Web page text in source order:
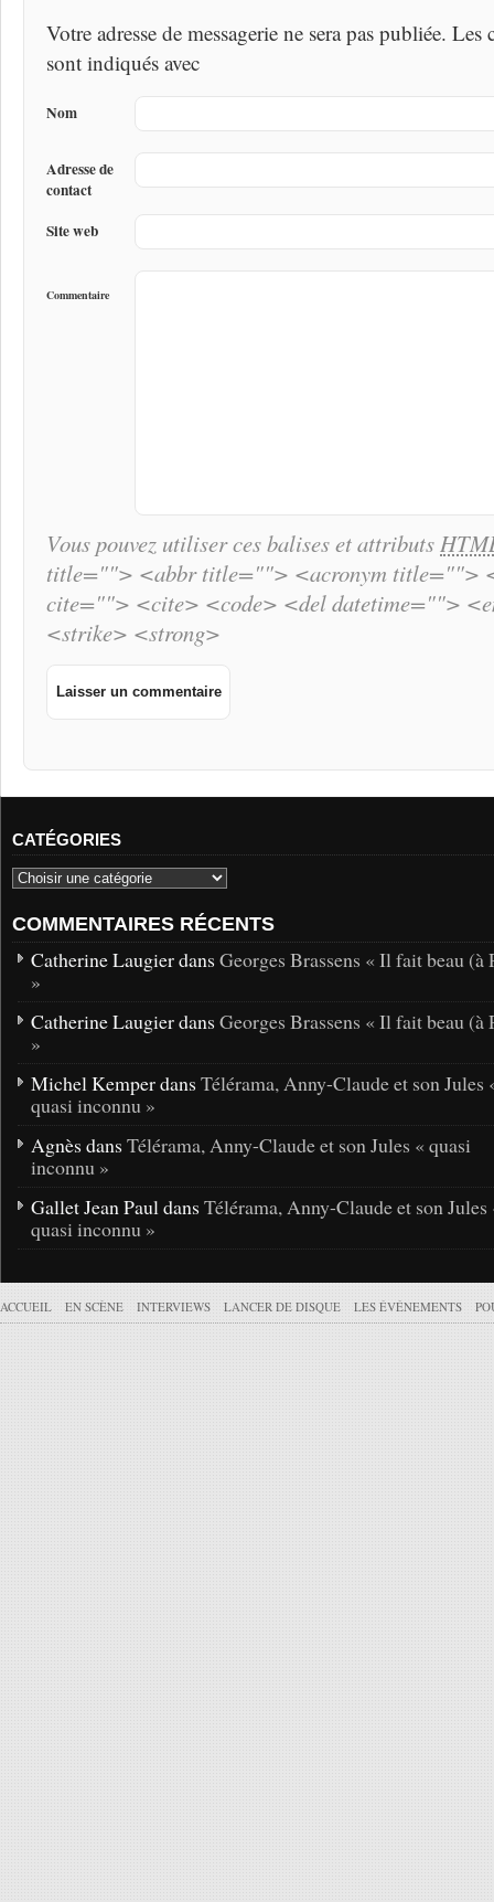
Votre adresse de messagerie ne sera pas publiée.
sont indiqués avec
Nom
Adresse de
contact
Site web
Commentaire
Vous pouvez utiliser ces balises et attributs
title=""> <abbr title=""> <acronym title="">
cite=""> <cite> <code> <del datetime="">
<strike> <strong>
CATÉGORIES
COMMENTAIRES RÉCENTS
Catherine Laugier dans Georges Brassens « Il fait beau (à
»
Catherine Laugier dans Georges Brassens « Il fait beau (à
»
Michel Kemper dans Télérama, Anny-Claude et son Jules
quasi inconnu »
Agnès dans Télérama, Anny-Claude et son Jules « quasi
inconnu »
Gallet Jean Paul dans Télérama, Anny-Claude et son Jules
quasi inconnu »
ACCUEIL EN SCÈNE INTERVIEWS LANCER DE DISQUE LES ÉVÉNEMENTS